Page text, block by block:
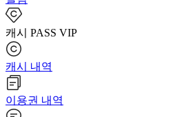
캐시 PASS VIP
캐시 내역
이용권 내역